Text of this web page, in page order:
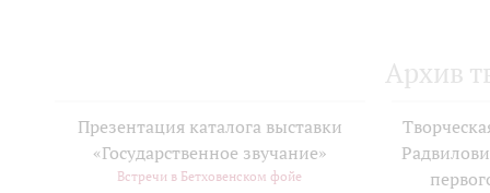
Архив
Презентация каталога выставки
«Государственное звучание»
Встречи в Бетховенском фойе